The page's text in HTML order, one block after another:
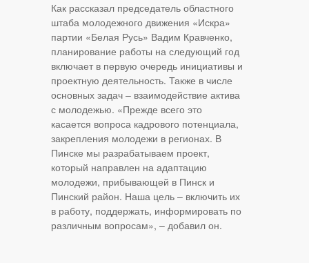
Как рассказал председатель областного
штаба молодежного движения «Искра»
партии «Белая Русь» Вадим Кравченко,
планирование работы на следующий год
включает в первую очередь инициативы и
проектную деятельность. Также в числе
основных задач – взаимодействие актива
с молодежью. «Прежде всего это
касается вопроса кадрового потенциала,
закрепления молодежи в регионах. В
Пинске мы разрабатываем проект,
который направлен на адаптацию
молодежи, прибывающей в Пинск и
Пинский район. Наша цель – включить их
в работу, поддержать, информировать по
различным вопросам», – добавил он.